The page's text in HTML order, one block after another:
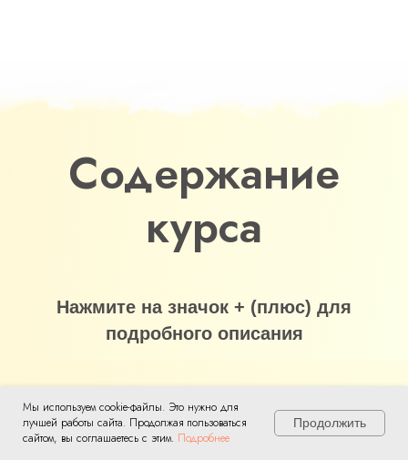
Содержание
курса
Нажмите на значок + (плюс) для
подробного описания
Модуль 1. Комплексное избавление
от блоков, болей и зажимов в
Мы используем cookie-файлы. Это нужно для
лучшей работы сайта. Продолжая пользоваться
сайтом, вы соглашаетесь с этим. Подробнее
Продолжить